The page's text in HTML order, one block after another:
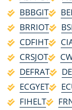
BBBGIT
BRRIOT
CDFIHT
CRSJOT
DEFRAT
ECGYET
FIHELT